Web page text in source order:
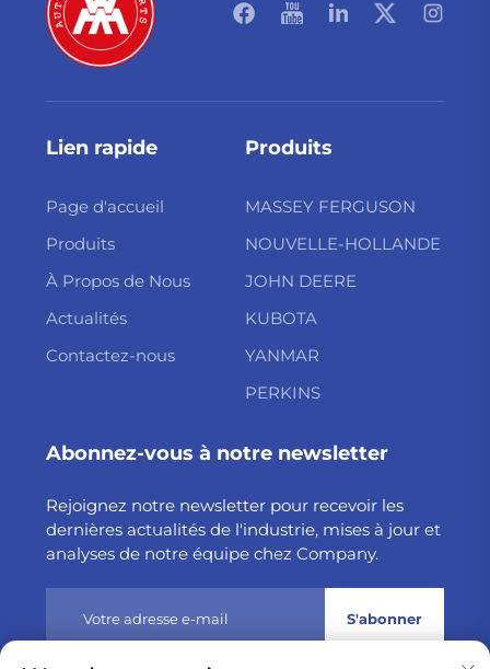
Lien rapide
Page d'accueil
Produits
À Propos de Nous
Actualités
Contactez-nous
Produits
MASSEY FERGUSON
NOUVELLE-HOLLANDE
JOHN DEERE
KUBOTA
YANMAR
PERKINS
Abonnez-vous à notre newsletter
Rejoignez notre newsletter pour recevoir les
dernières actualités de l'industrie, mises à jour et
analyses de notre équipe chez Company.
S'abonner